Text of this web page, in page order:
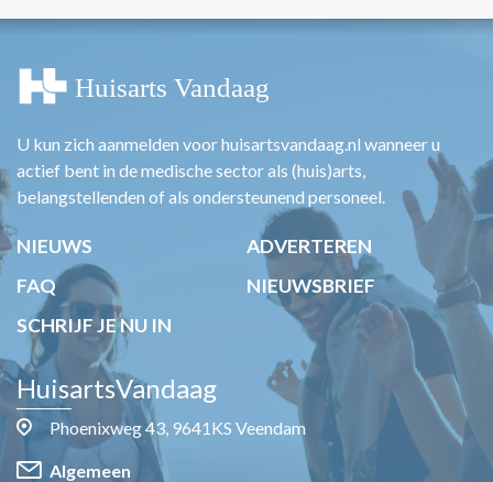
U kun zich aanmelden voor huisartsvandaag.nl wanneer u
actief bent in de medische sector als (huis)arts,
belangstellenden of als ondersteunend personeel.
NIEUWS
ADVERTEREN
FAQ
NIEUWSBRIEF
SCHRIJF JE NU IN
HuisartsVandaag
Phoenixweg 43, 9641KS Veendam
Algemeen